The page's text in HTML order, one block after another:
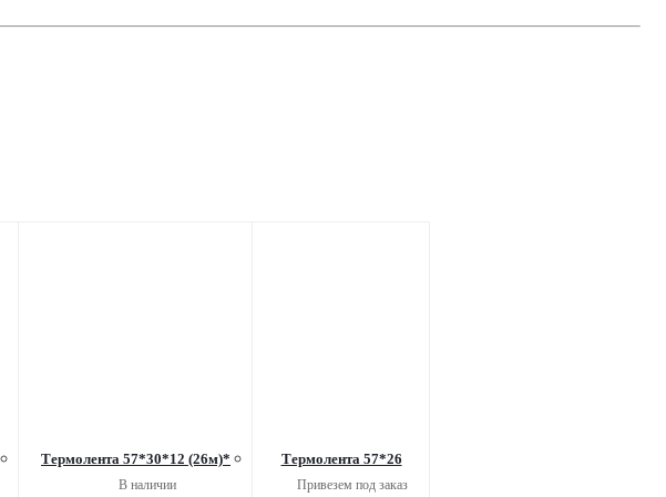
Термолента 57*30*12 (26м)*
В наличии
Термолента 57*26
Привезем под заказ